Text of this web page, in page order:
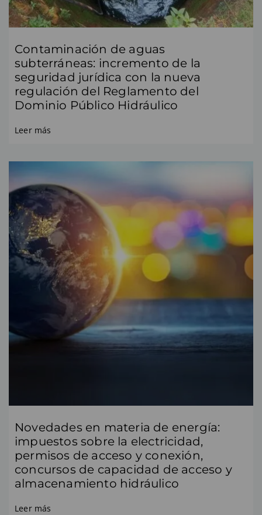
Contaminación de aguas
subterráneas: incremento de la
seguridad jurídica con la nueva
regulación del Reglamento del
Dominio Público Hidráulico
Leer más
Novedades en materia de energía:
impuestos sobre la electricidad,
permisos de acceso y conexión,
concursos de capacidad de acceso y
almacenamiento hidráulico
Leer más